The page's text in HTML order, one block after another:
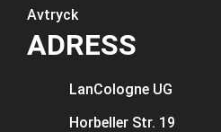
Avtryck
ADRESS
LanCologne UG
Horbeller Str. 19